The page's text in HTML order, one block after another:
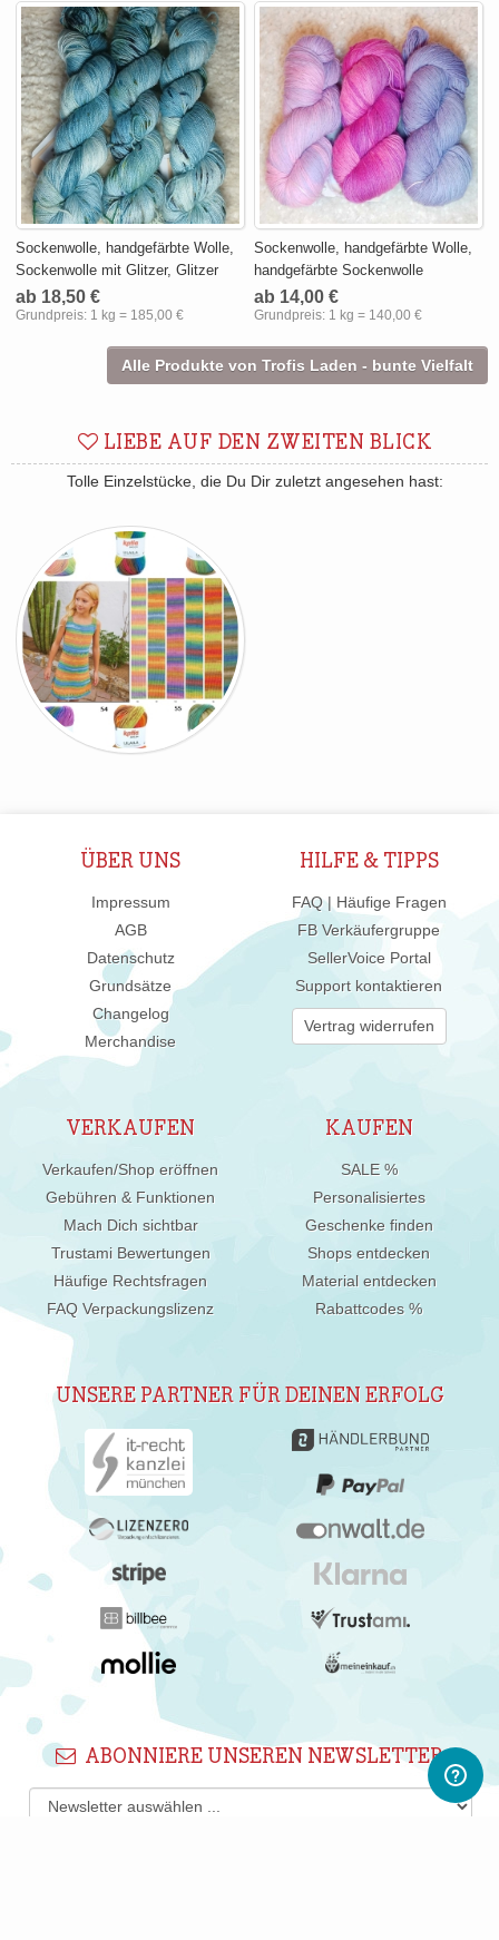
Sockenwolle, handgefärbte Wolle,
Sockenwolle mit Glitzer, Glitzer
ab 18,50 €
Grundpreis: 1 kg = 185,00 €
Sockenwolle, handgefärbte Wolle,
handgefärbte Sockenwolle
ab 14,00 €
Grundpreis: 1 kg = 140,00 €
Alle Produkte von Trofis Laden - bunte Vielfalt
LIEBE AUF DEN ZWEITEN BLICK
Tolle Einzelstücke, die Du Dir zuletzt angesehen hast:
ÜBER UNS
Impressum
AGB
Datenschutz
Grundsätze
Changelog
Merchandise
HILFE & TIPPS
FAQ | Häufige Fragen
FB Verkäufergruppe
SellerVoice Portal
Support kontaktieren
Vertrag widerrufen
VERKAUFEN
Verkaufen/Shop eröffnen
Gebühren & Funktionen
Mach Dich sichtbar
Trustami Bewertungen
Häufige Rechtsfragen
FAQ Verpackungslizenz
KAUFEN
SALE %
Personalisiertes
Geschenke finden
Shops entdecken
Material entdecken
Rabattcodes %
UNSERE PARTNER FÜR DEINEN ERFOLG
ABONNIERE UNSEREN NEWSLETTER